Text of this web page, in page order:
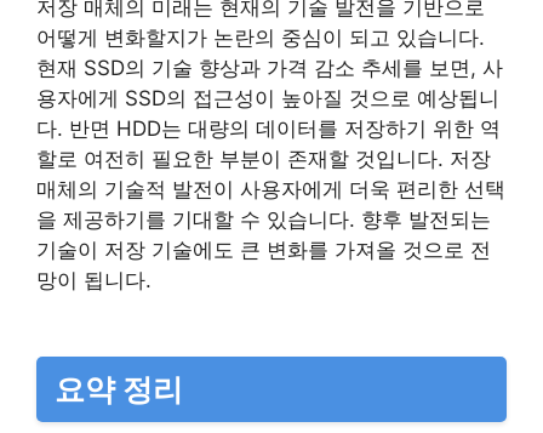
저장 매체의 미래는 현재의 기술 발전을 기반으로
어떻게 변화할지가 논란의 중심이 되고 있습니다.
현재 SSD의 기술 향상과 가격 감소 추세를 보면, 사
용자에게 SSD의 접근성이 높아질 것으로 예상됩니
다. 반면 HDD는 대량의 데이터를 저장하기 위한 역
할로 여전히 필요한 부분이 존재할 것입니다. 저장
매체의 기술적 발전이 사용자에게 더욱 편리한 선택
을 제공하기를 기대할 수 있습니다. 향후 발전되는
기술이 저장 기술에도 큰 변화를 가져올 것으로 전
망이 됩니다.
요약 정리